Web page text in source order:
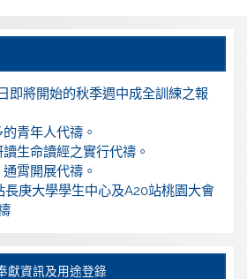
即將開始的秋季週中成全訓練之報
青年人代禱。
生命讀經之實行代禱。
霄開展代禱。
長庚大學學生中心及A20站桃園大會
獻資訊及用途登錄